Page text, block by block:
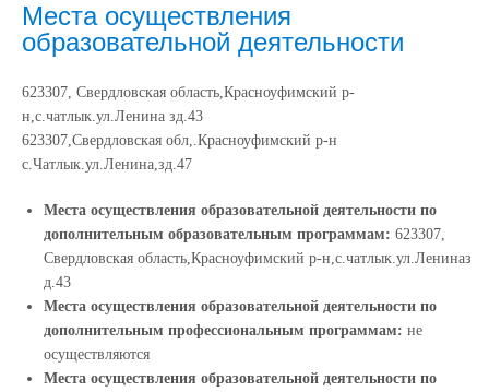
Места осуществления
образовательной деятельности
623307, Свердловская область,Красноуфимский р-
н,с.чатлык.ул.Ленина зд.43
623307,Свердловская обл,.Красноуфимский р-н
с.Чатлык.ул.Ленина,зд.47
Места осуществления образовательной деятельности по
дополнительным образовательным программам: 623307,
Свердловская область,Красноуфимский р-н,с.чатлык.ул.Лениназ
д.43
Места осуществления образовательной деятельности по
дополнительным профессиональным программам: не
осуществляются
Места осуществления образовательной деятельности по